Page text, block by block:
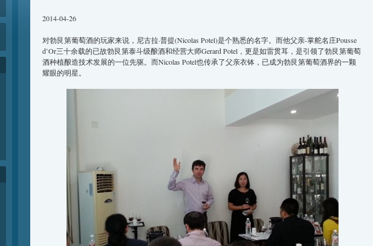
2014-04-26
对勃艮第葡萄酒的玩家来说，尼古拉·普提(Nicolas Potel)是个熟悉的名字。而他父亲-掌舵名庄Pousse
d’Or三十余载的已故勃艮第泰斗级酿酒和经营大师Gerard Potel，更是如雷贯耳，是引领了勃艮第葡萄
酒种植酿造技术发展的一位先驱。而Nicolas Potel也传承了父亲衣钵，已成为勃艮第葡萄酒界的一颗
耀眼的明星。